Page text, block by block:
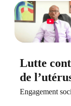
Lutte
de
Engagement